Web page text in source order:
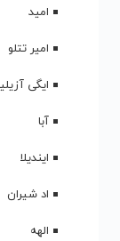
امید
امیر تتلو
ایگی
آبا
ایندیلا
اد شیران
الهه